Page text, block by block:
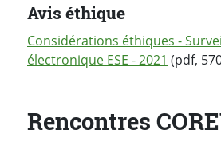
Avis éthique
Considérations éthiques -
électronique ESE - 2021 (pdf,
Rencontres